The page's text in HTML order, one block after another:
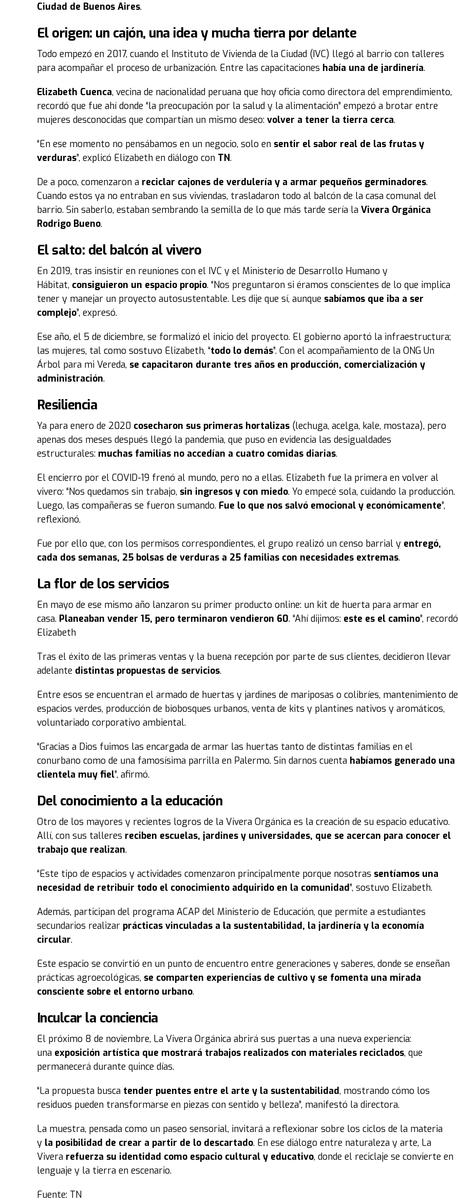
Ciudad de Buenos Aires.
El origen: un cajón, una idea y mucha tierra por delante
Todo empezó en 2017, cuando el Instituto de Vivienda de la Ciudad (IVC) llegó al barrio con talleres
para acompañar el proceso de urbanización. Entre las capacitaciones había una de jardinería.
Elizabeth Cuenca, vecina de nacionalidad peruana que hoy oficia como directora del emprendimiento,
recordó que fue ahí donde “la preocupación por la salud y la alimentación” empezó a brotar entre
mujeres desconocidas que compartían un mismo deseo: volver a tener la tierra cerca.
“En ese momento no pensábamos en un negocio, solo en sentir el sabor real de las frutas y
verduras”, explicó Elizabeth en diálogo con TN.
De a poco, comenzaron a reciclar cajones de verdulería y a armar pequeños germinadores.
Cuando estos ya no entraban en sus viviendas, trasladaron todo al balcón de la casa comunal del
barrio. Sin saberlo, estaban sembrando la semilla de lo que más tarde sería la Vivera Orgánica
Rodrigo Bueno.
El salto: del balcón al vivero
En 2019, tras insistir en reuniones con el IVC y el Ministerio de Desarrollo Humano y
Hábitat, consiguieron un espacio propio. “Nos preguntaron si éramos conscientes de lo que implica
tener y manejar un proyecto autosustentable. Les dije que sí, aunque sabíamos que iba a ser
complejo”, expresó.
Ese año, el 5 de diciembre, se formalizó el inicio del proyecto. El gobierno aportó la infraestructura;
las mujeres, tal como sostuvo Elizabeth, “todo lo demás”. Con el acompañamiento de la ONG Un
Árbol para mi Vereda, se capacitaron durante tres años en producción, comercialización y
administración.
Resiliencia
Ya para enero de 2020 cosecharon sus primeras hortalizas (lechuga, acelga, kale, mostaza), pero
apenas dos meses después llegó la pandemia, que puso en evidencia las desigualdades
estructurales: muchas familias no accedían a cuatro comidas diarias.
El encierro por el COVID-19 frenó al mundo, pero no a ellas. Elizabeth fue la primera en volver al
vivero: “Nos quedamos sin trabajo, sin ingresos y con miedo. Yo empecé sola, cuidando la producción.
Luego, las compañeras se fueron sumando. Fue lo que nos salvó emocional y económicamente”,
reflexionó.
Fue por ello que, con los permisos correspondientes, el grupo realizó un censo barrial y entregó,
cada dos semanas, 25 bolsas de verduras a 25 familias con necesidades extremas.
La flor de los servicios
En mayo de ese mismo año lanzaron su primer producto online: un kit de huerta para armar en
casa. Planeaban vender 15, pero terminaron vendieron 60. “Ahí dijimos: este es el camino”, recordó
Elizabeth
Tras el éxito de las primeras ventas y la buena recepción por parte de sus clientes, decidieron llevar
adelante distintas propuestas de servicios.
Entre esos se encuentran el armado de huertas y jardines de mariposas o colibríes, mantenimiento de
espacios verdes, producción de biobosques urbanos, venta de kits y plantines nativos y aromáticos,
voluntariado corporativo ambiental.
“Gracias a Dios fuimos las encargada de armar las huertas tanto de distintas familias en el
conurbano como de una famosísima parrilla en Palermo. Sin darnos cuenta habíamos generado una
clientela muy fiel”, afirmó.
Del conocimiento a la educación
Otro de los mayores y recientes logros de la Vivera Orgánica es la creación de su espacio educativo.
Allí, con sus talleres reciben escuelas, jardines y universidades, que se acercan para conocer el
trabajo que realizan.
“Este tipo de espacios y actividades comenzaron principalmente porque nosotras sentíamos una
necesidad de retribuir todo el conocimiento adquirido en la comunidad”, sostuvo Elizabeth.
Además, participan del programa ACAP del Ministerio de Educación, que permite a estudiantes
secundarios realizar prácticas vinculadas a la sustentabilidad, la jardinería y la economía
circular.
Este espacio se convirtió en un punto de encuentro entre generaciones y saberes, donde se enseñan
prácticas agroecológicas, se comparten experiencias de cultivo y se fomenta una mirada
consciente sobre el entorno urbano.
Inculcar la conciencia
El próximo 8 de noviembre, La Vivera Orgánica abrirá sus puertas a una nueva experiencia:
una exposición artística que mostrará trabajos realizados con materiales reciclados, que
permanecerá durante quince días.
“La propuesta busca tender puentes entre el arte y la sustentabilidad, mostrando cómo los
residuos pueden transformarse en piezas con sentido y belleza”, manifestó la directora.
La muestra, pensada como un paseo sensorial, invitará a reflexionar sobre los ciclos de la materia
y la posibilidad de crear a partir de lo descartado. En ese diálogo entre naturaleza y arte, La
Vivera refuerza su identidad como espacio cultural y educativo, donde el reciclaje se convierte en
lenguaje y la tierra en escenario.
Fuente: TN